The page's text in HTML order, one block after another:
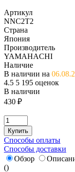
Артикул
NNC2T2
Страна
Япония
Производитель
YAMAHACHI
Наличие
В наличии на
4.5 5 195 оценок
В наличии
430 ₽
Купить
Способы оплаты
Способы доставки
Обзор
()